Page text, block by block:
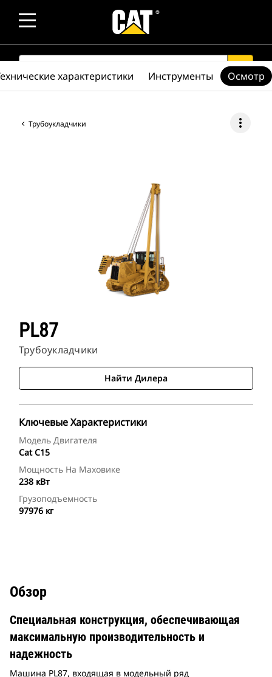
SEARCH search
Трубоукладчики more_vert
PL87
Трубоукладчики
Найти Дилера
Ключевые Характеристики
Модель Двигателя
Cat C15
Мощность На Маховике
238 кВт
Грузоподъемность
97976 кг
характеристики Инструменты Осмотр
Обзор
Специальная конструкция, обеспечивающая
максимальную производительность и
надежность
Машина PL87, входящая в модельный ряд